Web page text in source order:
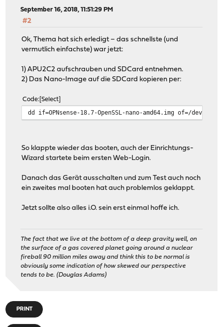
September 16, 2018, 11:51:29 PM
#2
Ok, Thema hat sich erledigt – das schnellste (und
vermutlich einfachste) war jetzt:
1) APU2C2 aufschrauben und SDCard entnehmen.
2) Das Nano-Image auf die SDCard kopieren per:
Code Select
dd if=OPNsense-18.7-OpenSSL-nano-amd64.img of=/dev/
So klappte wieder das booten, auch der Einrichtungs-
Wizard startete beim ersten Web-Login.
Danach das Gerät ausschalten und zum Test auch noch
ein zweites mal booten hat auch problemlos geklappt.
Jetzt sollte also alles i.O. sein erst einmal hoffe ich.
The fact that we live at the bottom of a deep gravity well, on
the surface of a gas covered planet going around a nuclear
fireball 90 million miles away and think this to be normal is
obviously some indication of how skewed our perspective
tends to be. (Douglas Adams)
PRINT